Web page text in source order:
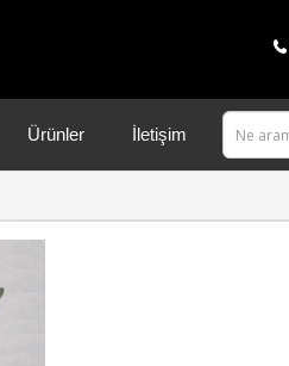
Ürünler İletişim